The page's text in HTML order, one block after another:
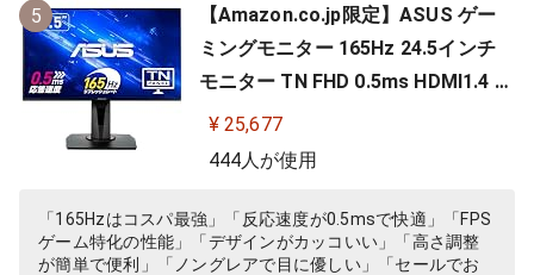
5
【Amazon.co.jp限定】ASUS ゲー
ミングモニター 165Hz 24.5インチ
モニター TN FHD 0.5ms HDMI1.4 Di
splayPort1.2 DVI-D スピーカー 高
さ調整 縦横回転 VG258QR-J
¥ 25,677
444人が使用
「165Hzはコスパ最強」「反応速度が0.5msで快適」「FPS
ゲーム特化の性能」「デザインがカッコいい」「高さ調整
が簡単で便利」「ノングレアで目に優しい」「セールでお